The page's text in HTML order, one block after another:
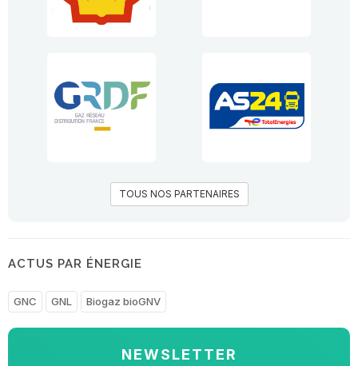
TOUS NOS PARTENAIRES
ACTUS PAR ÉNERGIE
GNC GNL Biogaz bioGNV
NEWSLETTER